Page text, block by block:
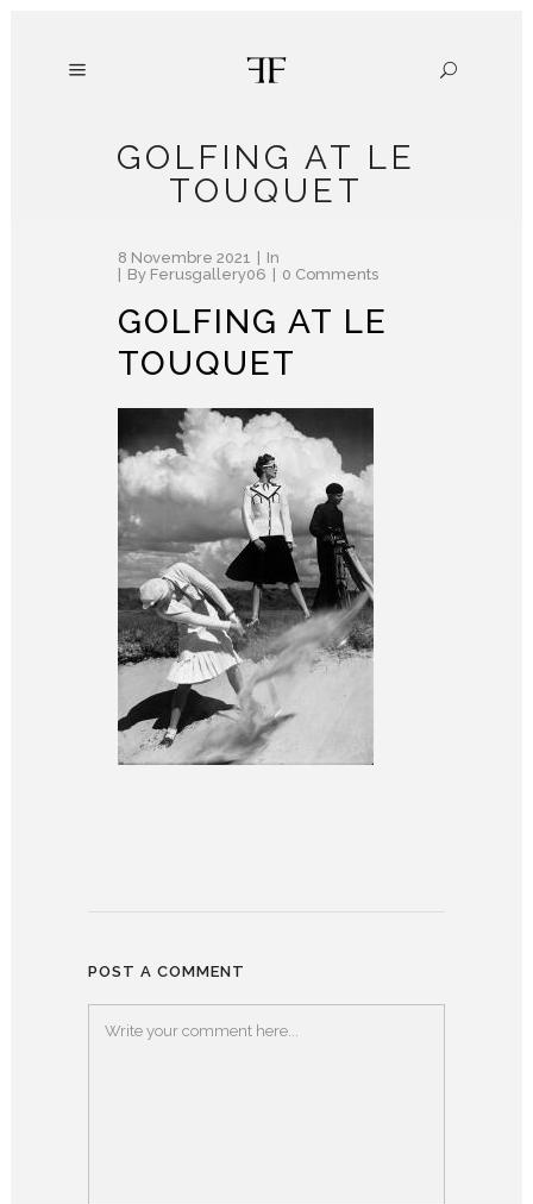
GOLFING AT LE
TOUQUET
8 Novembre 2021
In
By Ferusgallery06 0 Comments
GOLFING AT LE
TOUQUET
POST A COMMENT